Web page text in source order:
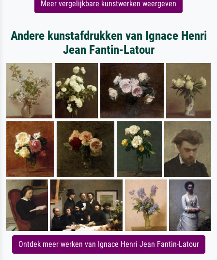
Meer vergelijkbare kunstwerken weergeven
Andere kunstafdrukken van Ignace Henri
Jean Fantin-Latour
Ontdek meer werken van Ignace Henri Jean Fantin-Latour